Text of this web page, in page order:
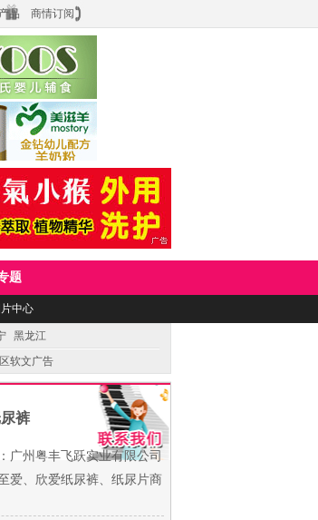
品 商情订阅
食品科技有限公司
生物科技有限公司
题
片中心
黑龙江
软文广告
裤
广州粤丰飞跃实业有限公司
爱、欣爱纸尿裤、纸尿片商